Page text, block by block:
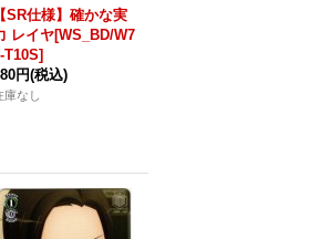
【SR仕様】確かな実
レイヤ[WS_BD/W7
T10S]
円(税込)
庫なし